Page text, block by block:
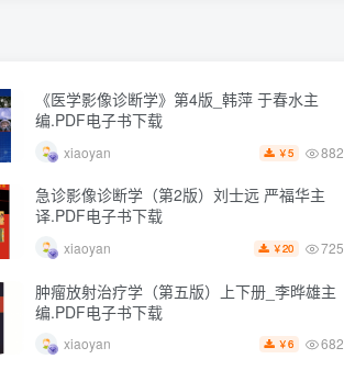
《医学影像诊断学》第4版_韩萍 于春水主
编.PDF电子书下载
xiaoyan ￥5 882
急诊影像诊断学（第2版）刘士远 严福华主
译.PDF电子书下载
xiaoyan ￥20 725
肿瘤放射治疗学（第五版）上下册_李晔雄主
编.PDF电子书下载
xiaoyan ￥6 682